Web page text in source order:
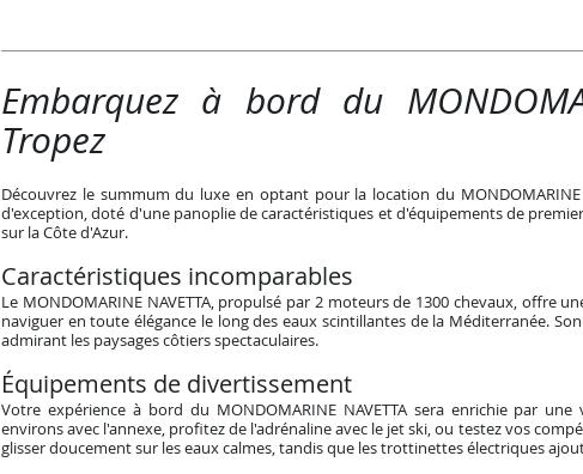
Embarquez à bord du
Tropez
Découvrez le summum du luxe en optant pour la location du MONDOMARINE
d'exception, doté d'une panoplie de caractéristiques et d'équipements de
sur la Côte d'Azur.
Caractéristiques incomparables
Le MONDOMARINE NAVETTA, propulsé par 2 moteurs de 1300 chevaux, offre
naviguer en toute élégance le long des eaux scintillantes de la Méditerranée.
admirant les paysages côtiers spectaculaires.
Équipements de divertissement
Votre expérience à bord du MONDOMARINE NAVETTA sera enrichie par
environs avec l'annexe, profitez de l'adrénaline avec le jet ski, ou testez vos
glisser doucement sur les eaux calmes, tandis que les trottinettes électriques